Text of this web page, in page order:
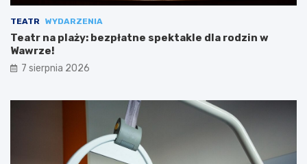
TEATR WYDARZENIA
Teatr na plaży: bezpłatne spektakle dla rodzin w
Wawrze!
7 sierpnia 2026